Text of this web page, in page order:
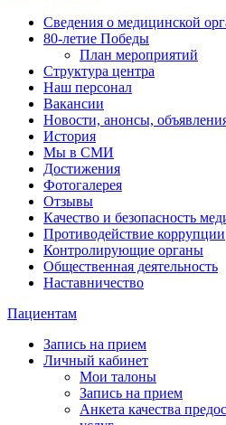
Сведения о медицинской
80-летие Победы
План мероприятий
Структура центра
Наш персонал
Вакансии
Новости, анонсы,
История
Мы в СМИ
Достижения
Фотогалерея
Отзывы
Качество и безопасность
Противодействие коррупции
Контролирующие органы
Общественная деятельность
Наставничество
Пациентам
Запись на прием
Личный кабинет
Мои талоны
Запись на прием
Анкета качества